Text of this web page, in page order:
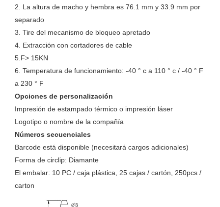
2. La altura de macho y hembra es 76.1 mm y 33.9 mm por
separado
3. Tire del mecanismo de bloqueo apretado
4. Extracción con cortadores de cable
5.F> 15KN
6. Temperatura de funcionamiento: -40 ° c a 110 ° c / -40 ° F
a 230 ° F
Opciones de personalización
Impresión de estampado térmico o impresión láser
Logotipo o nombre de la compañía
Números secuenciales
Barcode está disponible (necesitará cargos adicionales)
Forma de circlip: Diamante
El embalar: 10 PC / caja plástica, 25 cajas / cartón, 250pcs /
carton